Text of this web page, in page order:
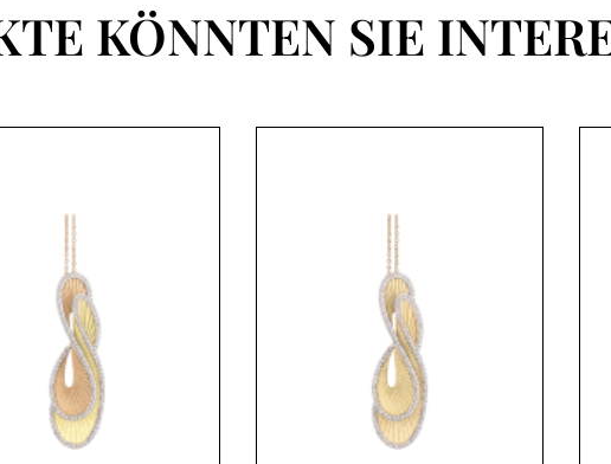
KÖNNTEN SIE